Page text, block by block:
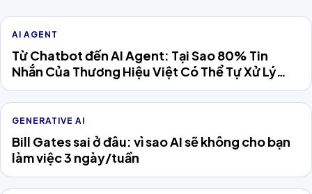
AI AGENT
Từ Chatbot đến AI Agent: Tại Sao 80% Tin
Nhắn Của Thương Hiệu Việt Có Thể Tự Xử Lý
Năm 2026
GENERATIVE AI
Bill Gates sai ở đâu: vì sao AI sẽ không cho bạn
làm việc 3 ngày/tuần